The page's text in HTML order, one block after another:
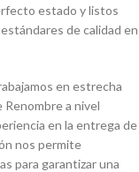
estado y listos
de calidad en
en estrecha
a nivel
en la entrega de
nos permite
para garantizar una